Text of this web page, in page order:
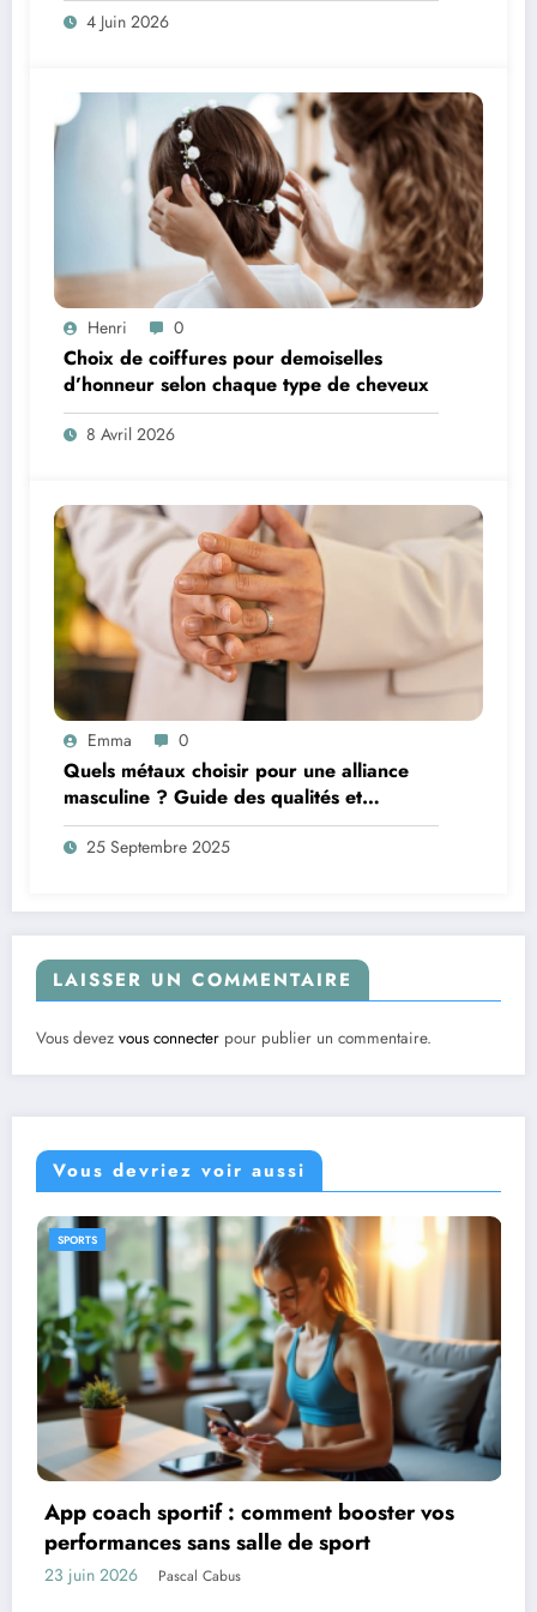
4 Juin 2026
Henri 0
Choix de coiffures pour demoiselles
d’honneur selon chaque type de cheveux
8 Avril 2026
Emma 0
Quels métaux choisir pour une alliance
masculine ? Guide des qualités et
significations
25 Septembre 2025
LAISSER UN COMMENTAIRE
Vous devez vous connecter pour publier un commentaire.
Vous devriez voir aussi
Idées de cadeaux pour une famille
expatriée